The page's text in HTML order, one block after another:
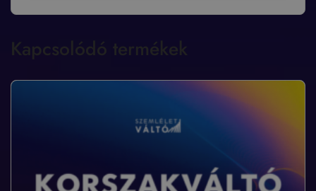
Kapcsolódó termékek